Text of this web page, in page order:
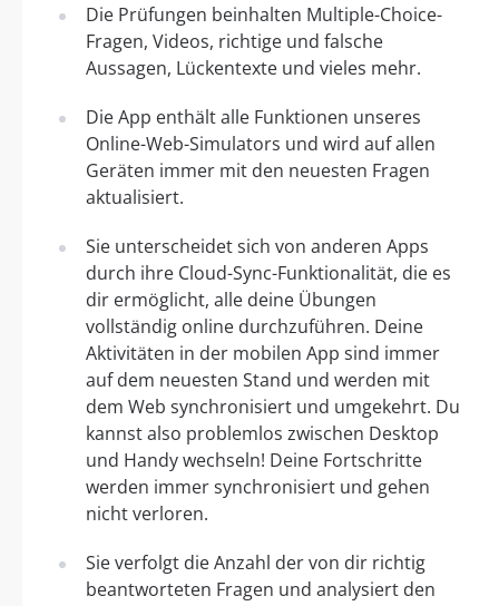
Die Prüfungen beinhalten Multiple-Choice-
Fragen, Videos, richtige und falsche
Aussagen, Lückentexte und vieles mehr.
Die App enthält alle Funktionen unseres
Online-Web-Simulators und wird auf allen
Geräten immer mit den neuesten Fragen
aktualisiert.
Sie unterscheidet sich von anderen Apps
durch ihre Cloud-Sync-Funktionalität, die es
dir ermöglicht, alle deine Übungen
vollständig online durchzuführen. Deine
Aktivitäten in der mobilen App sind immer
auf dem neuesten Stand und werden mit
dem Web synchronisiert und umgekehrt. Du
kannst also problemlos zwischen Desktop
und Handy wechseln! Deine Fortschritte
werden immer synchronisiert und gehen
nicht verloren.
Sie verfolgt die Anzahl der von dir richtig
beantworteten Fragen und analysiert den